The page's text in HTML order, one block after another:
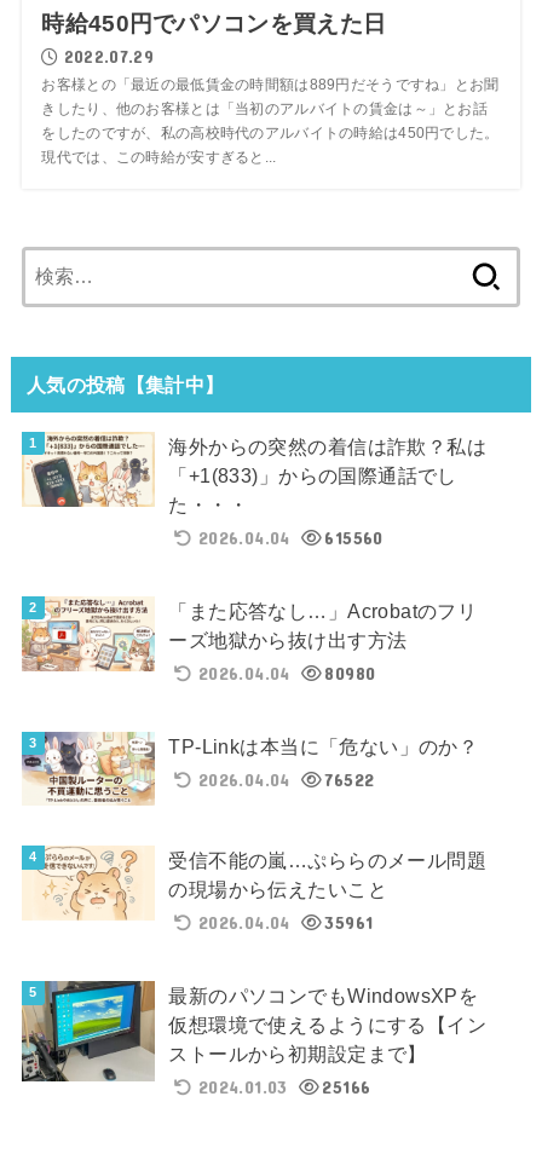
時給450円でパソコンを買えた日
2022.07.29
お客様との「最近の最低賃金の時間額は889円だそうですね」とお聞
きしたり、他のお客様とは「当初のアルバイトの賃金は～」とお話
をしたのですが、私の高校時代のアルバイトの時給は450円でした。
現代では、この時給が安すぎると...
索:
人気の投稿【集計中】
海外からの突然の着信は詐欺？私は
「+1(833)」からの国際通話でし
た・・・
2026.04.04
615560
「また応答なし…」Acrobatのフリ
ーズ地獄から抜け出す方法
2026.04.04
80980
TP-Linkは本当に「危ない」のか？
2026.04.04
76522
受信不能の嵐…ぷららのメール問題
の現場から伝えたいこと
2026.04.04
35961
最新のパソコンでもWindowsXPを
仮想環境で使えるようにする【イン
ストールから初期設定まで】
2024.01.03
25166